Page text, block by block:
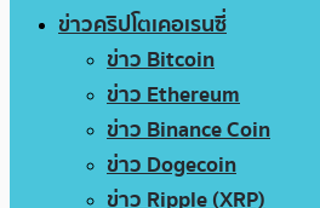
ข่าวคริปโตเคอเรนซี่
ข่าว Bitcoin
ข่าว Ethereum
ข่าว Binance Coin
ข่าว Dogecoin
ข่าว Ripple (XRP)